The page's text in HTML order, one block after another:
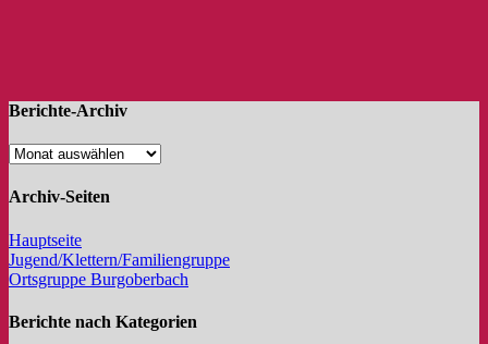
Berichte-Archiv
Archiv-Seiten
Hauptseite
Jugend/Klettern/Familiengruppe
Ortsgruppe Burgoberbach
Berichte nach Kategorien